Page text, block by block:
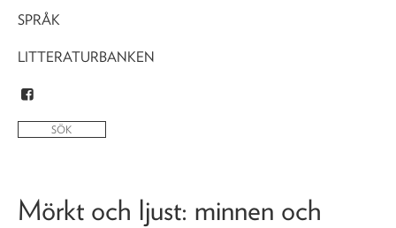
SPRÅK
LITTERATURBANKEN
Mörkt och ljust: minnen och